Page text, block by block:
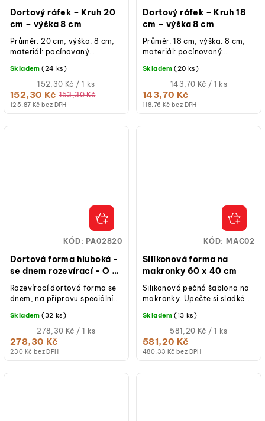
Dortový ráfek – Kruh 20
cm – výška 8 cm
125,87 Kč bez DPH
152,30 Kč 153,30 Kč
Měrná
cena:
152,30 Kč / 1 ks
Skladem (24 ks)
Průměr: 20 cm, výška: 8 cm,
materiál: pocínovaný
pro krátkodobý styk s...
Dortový ráfek – Kruh 18
cm – výška 8 cm
118,76 Kč bez DPH
143,70 Kč
Měrná
cena:
143,70 Kč / 1 ks
Skladem (20 ks)
Průměr: 18 cm, výška: 8 cm,
materiál: pocínovaný
pro krátkodobý styk s...
Dortová forma hluboká -
se dnem rozevírací - O 16
cm
230 Kč bez DPH
278,30 Kč
Měrná
cena:
278,30 Kč / 1 ks
Skladem (32 ks)
Rozevírací dortová forma se
dnem, na přípravu speciálních
přípravu Panetonne.
KÓD: PA02820
Silikonová forma na
makronky 60 x 40 cm
480,33 Kč bez DPH
581,20 Kč
Měrná
cena:
581,20 Kč / 1 ks
Skladem (13 ks)
Silikonová pečná šablona na
makronky. Upečte si sladké
pomocí této formy.
KÓD: MAC02